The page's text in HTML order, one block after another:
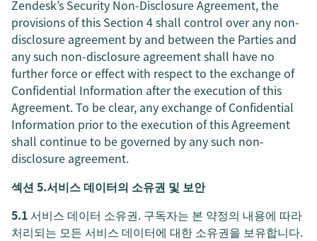
Zendesk’s Security Non-Disclosure Agreement, the
provisions of this Section 4 shall control over any non-
disclosure agreement by and between the Parties and
any such non-disclosure agreement shall have no
further force or effect with respect to the exchange of
Confidential Information after the execution of this
Agreement. To be clear, any exchange of Confidential
Information prior to the execution of this Agreement
shall continue to be governed by any such non-
disclosure agreement.
섹션 5.서비스 데이터의 소유권 및 보안
5.1서비스 데이터 소유권. 구독자는 본 약정의 내용에 따라
처리되는 모든 서비스 데이터에 대한 소유권을 보유합니다.